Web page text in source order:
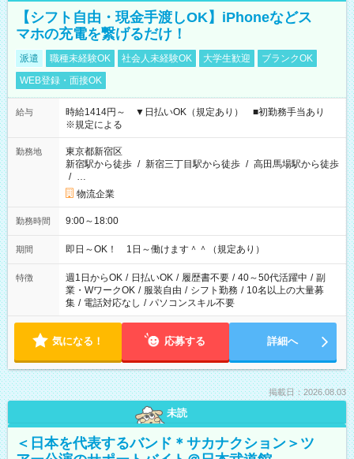
【シフト自由・現金手渡しOK】iPhoneなどス
マホの充電を繋げるだけ！
派遣 職種未経験OK 社会人未経験OK 大学生歓迎
ブランクOK
WEB登録・面接OK
給与
時給1414円～ ▼日払いOK（規定あり） ■初勤務手当あり
※規定による
勤務地
東京都新宿区
新宿駅から徒歩 / 新宿三丁目駅から徒歩 / 高田馬場駅から徒歩
/ …
物流企業
勤務時間 9:00～18:00
期間 即日～OK！ 1日～働けます＾＾（規定あり）
特徴 週1日からOK / 日払いOK / 履歴書不要 / 40～50代活躍中 / 副
業・WワークOK / 服装自由 / シフト勤務 / 10名以上の大量募
集 / 電話対応なし / パソコンスキル不要
気になる！ 応募する 詳細へ
掲載日：2026.08.03
未読
＜日本を代表するバンド＊サカナクション＞ツ